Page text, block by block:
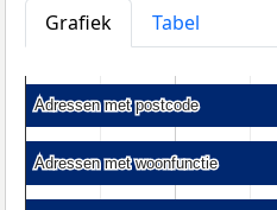
Grafiek
Tabel
Adressen met postcode
Adressen met postcode
Adressen met woonfunctie
Adressen met woonfunctie